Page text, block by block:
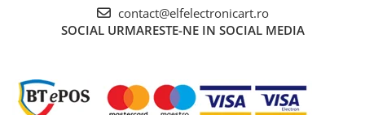
Distanța tipică până la punctul de
măsurare
Temperatura de stocare
contact@elfelectronicart.ro
SOCIAL URMARESTE-NE IN SOCIAL MEDIA